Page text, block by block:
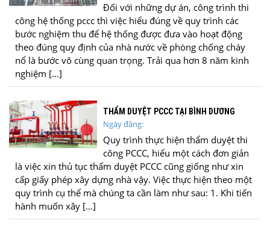
Đối với những dự án, công trình thi
công hệ thống pccc thì việc hiểu đúng về quy trình các
bước nghiệm thu để hệ thống được đưa vào hoạt động
theo đúng quy định của nhà nước về phòng chống cháy
nổ là bước vô cùng quan trọng. Trải qua hơn 8 năm kinh
nghiệm […]
THẨM DUYỆT PCCC TẠI BÌNH DƯƠNG
Ngày đăng:
Quy trình thực hiện thẩm duyệt thi
công PCCC, hiểu một cách đơn giản
là việc xin thủ tục thẩm duyệt PCCC cũng giống như xin
cấp giấy phép xây dựng nhà vậy. Việc thực hiện theo một
quy trình cụ thể mà chúng ta cần làm như sau: 1. Khi tiến
hành muốn xây […]